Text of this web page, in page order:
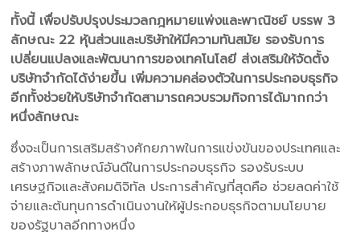
ทั้งนี้ เพื่อปรับปรุงประมวลกฎหมายแพ่งและพาณิชย์ บรรพ 3
ลักษณะ 22 หุ้นส่วนและบริษัทให้มีความทันสมัย รองรับการ
เปลี่ยนแปลงและพัฒนาการของเทคโนโลยี ส่งเสริมให้จัดตั้ง
บริษัทจำกัดได้ง่ายขึ้น เพิ่มความคล่องตัวในการประกอบธุรกิจ
อีกทั้งช่วยให้บริษัทจำกัดสามารถควบรวมกิจการได้มากกว่า
หนึ่งลักษณะ
ซึ่งจะเป็นการเสริมสร้างศักยภาพในการแข่งขันของประเทศและ
สร้างภาพลักษณ์อันดีในการประกอบธุรกิจ รองรับระบบ
เศรษฐกิจและสังคมดิจิทัล ประการสำคัญที่สุดคือ ช่วยลดค่าใช้
จ่ายและต้นทุนการดำเนินงานให้ผู้ประกอบธุรกิจตามนโยบาย
ของรัฐบาลอีกทางหนึ่ง